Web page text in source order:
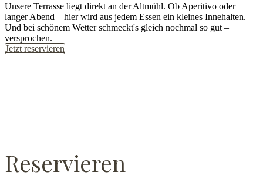
Unsere Terrasse liegt direkt an der Altmühl. Ob Aperitivo oder
langer Abend – hier wird aus jedem Essen ein kleines Innehalten.
Und bei schönem Wetter schmeckt's gleich nochmal so gut –
versprochen.
Jetzt reservieren
Reservieren